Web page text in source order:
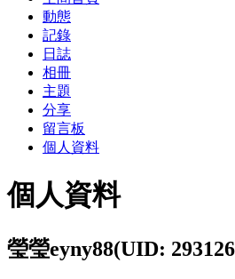
動態
記錄
日誌
相冊
主題
分享
留言板
個人資料
個人資料
瑩瑩eyny88(UID: